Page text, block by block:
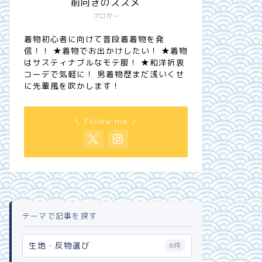
ブロガー
着物初心者に向けて普段着着物を発
信！！ ★着物でお出かけしたい！ ★着物
はサスティナブルなモテ服！ ★和洋折衷
コーデで気軽に！ 男着物歴まだ浅いくせ
に先輩風を吹かします！
＼ Follow me ／
テーマで記事を探す
生地・反物選び 6件